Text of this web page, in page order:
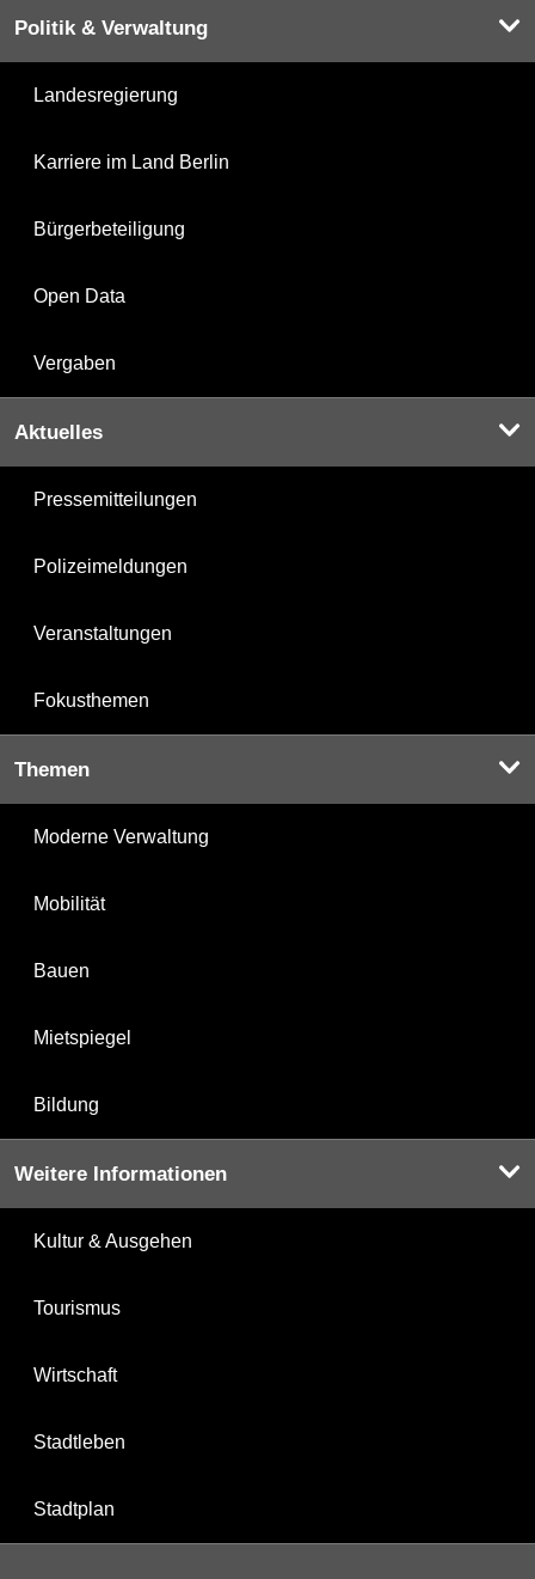
Politik & Verwaltung
Landesregierung
Karriere im Land Berlin
Bürgerbeteiligung
Open Data
Vergaben
Aktuelles
Pressemitteilungen
Polizeimeldungen
Veranstaltungen
Fokusthemen
Themen
Moderne Verwaltung
Mobilität
Bauen
Mietspiegel
Bildung
Weitere Informationen
Kultur & Ausgehen
Tourismus
Wirtschaft
Stadtleben
Stadtplan